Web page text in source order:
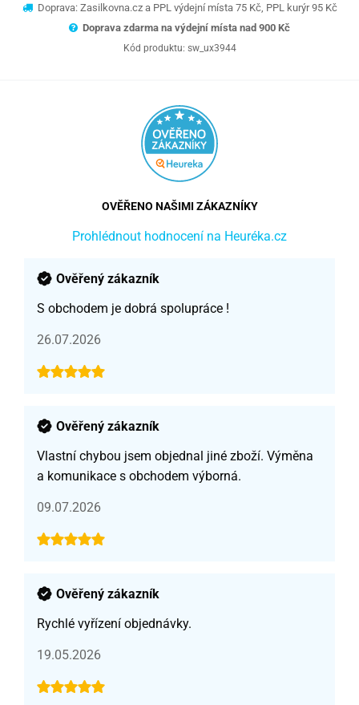
Doprava: Zasilkovna.cz a PPL výdejní místa 75 Kč, PPL kurýr 95 Kč
Doprava zdarma na výdejní místa nad 900 Kč
Kód produktu: sw_ux3944
OVĚŘENO NAŠIMI ZÁKAZNÍKY
Prohlédnout hodnocení na Heuréka.cz
Ověřený zákazník
S obchodem je dobrá spolupráce !
26.07.2026
Ověřený zákazník
Vlastní chybou jsem objednal jiné zboží. Výměna
a komunikace s obchodem výborná.
09.07.2026
Ověřený zákazník
Rychlé vyřízení objednávky.
19.05.2026